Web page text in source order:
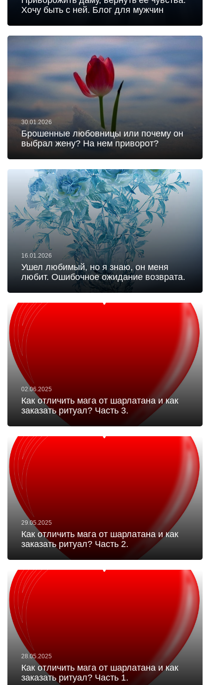
Хочу быть с ней. Блог для мужчин
30.01.2026
Брошенные любовницы или почему он
выбрал жену? На нем приворот?
16.01.2026
Ушел любимый, но я знаю, он меня
любит. Ошибочное ожидание возврата.
02.06.2025
Как отличить мага от шарлатана и как
заказать ритуал? Часть 3.
29.05.2025
Как отличить мага от шарлатана и как
заказать ритуал? Часть 2.
28.05.2025
Как отличить мага от шарлатана и как
заказать ритуал? Часть 1.